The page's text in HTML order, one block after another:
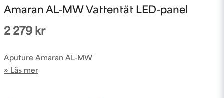
Amaran AL-MW Vattentät LED-panel
2 279 kr
Aputure Amaran AL-MW
Läs mer